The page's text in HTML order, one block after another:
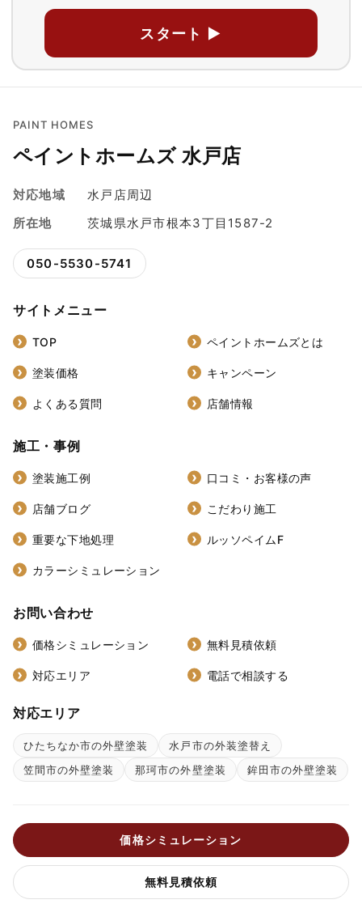
スタート ▶
PAINT HOMES
ペイントホームズ 水戸店
対応地域
水戸店周辺
所在地
茨城県水戸市根本3丁目1587-2
050-5530-5741
サイトメニュー
TOP ペイントホームズとは
塗装価格 キャンペーン
よくある質問 店舗情報
施工・事例
塗装施工例 口コミ・お客様の声
店舗ブログ こだわり施工
重要な下地処理 ルッソペイムF
カラーシミュレーション
お問い合わせ
価格シミュレーション 無料見積依頼
対応エリア 電話で相談する
対応エリア
ひたちなか市の外壁塗装
水戸市の外装塗替え
笠間市の外壁塗装
那珂市の外壁塗装 鉾田市の外壁塗装
価格シミュレーション
無料見積依頼